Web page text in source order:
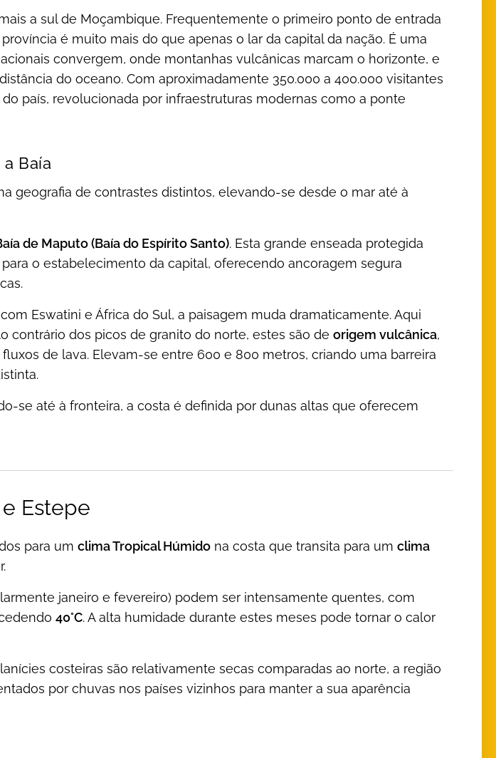
a sul de Moçambique. Frequentemente o primeiro ponto de entrada
é muito mais do que apenas o lar da capital da nação. É uma
convergem, onde montanhas vulcânicas marcam o horizonte, e
do oceano. Com aproximadamente 350.000 a 400.000 visitantes
país, revolucionada por infraestruturas modernas como a ponte
Baía
geografia de contrastes distintos, elevando-se desde o mar até à
de Maputo (Baía do Espírito Santo). Esta grande enseada protegida
o estabelecimento da capital, oferecendo ancoragem segura
Eswatini e África do Sul, a paisagem muda dramaticamente. Aqui
contrário dos picos de granito do norte, estes são de origem vulcânica,
de lava. Elevam-se entre 600 e 800 metros, criando uma barreira
se até à fronteira, a costa é definida por dunas altas que oferecem
Estepe
para um clima Tropical Húmido na costa que transita para um clima
janeiro e fevereiro) podem ser intensamente quentes, com
40°C. A alta humidade durante estes meses pode tornar o calor
costeiras são relativamente secas comparadas ao norte, a região
por chuvas nos países vizinhos para manter a sua aparência